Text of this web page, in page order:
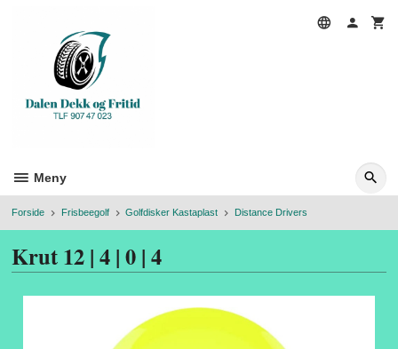
Meny
Forside Frisbeegolf Golfdisker Kastaplast Distance Drivers
Krut 12 | 4 | 0 | 4